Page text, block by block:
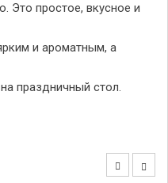
простое, вкусное и
и ароматным, а
праздничный стол.